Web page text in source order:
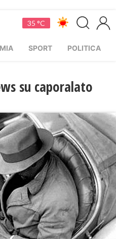
35 °C
SPORT POLITICA
su caporalato